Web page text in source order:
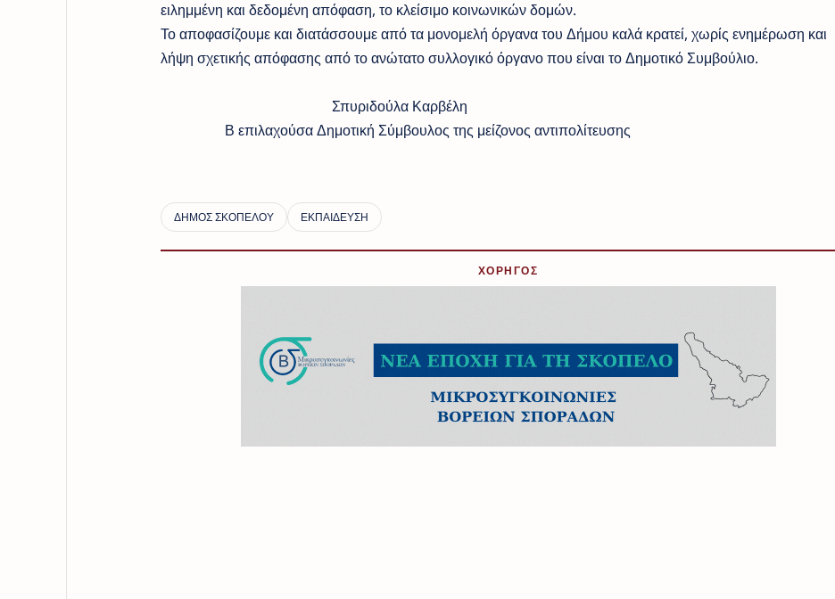
ειλημμένη και δεδομένη απόφαση, το κλείσιμο κοινωνικών δομών.
Το αποφασίζουμε και διατάσσουμε από τα μονομελή όργανα του Δήμου καλά κρατεί, χωρίς ενημέρωση και
λήψη σχετικής απόφασης από το ανώτατο συλλογικό όργανο που είναι το Δημοτικό Συμβούλιο.
Σπυριδούλα Καρβέλη
Β επιλαχούσα Δημοτική Σύμβουλος της μείζονος αντιπολίτευσης
ΧΟΡΗΓΟΣ